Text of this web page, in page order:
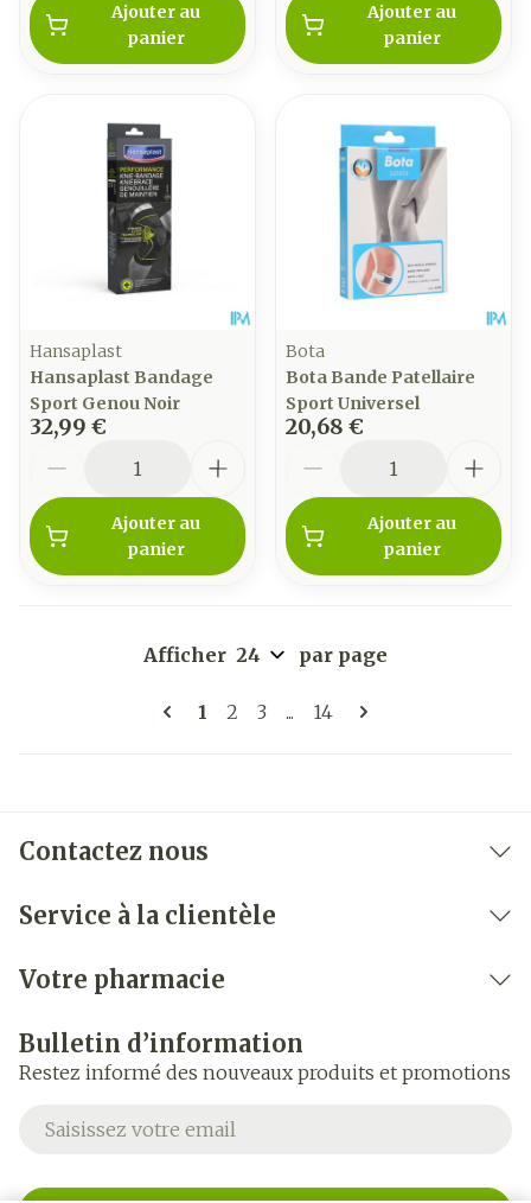
Ajouter au
panier
Ajouter au
panier
Hansaplast
Hansaplast Bandage
Sport Genou Noir
32,99 €
Ajouter au
panier
Bota
Bota Bande Patellaire
Sport Universel
20,68 €
Ajouter au
panier
Pages
Vous lisez actuellement la page
1 Page
2 Page
3 ... Page
14
Afficher par page
Contactez nous
Service à la clientèle
Votre pharmacie
Bulletin d’information
Restez informé des nouveaux produits et promotions
Adresse mail